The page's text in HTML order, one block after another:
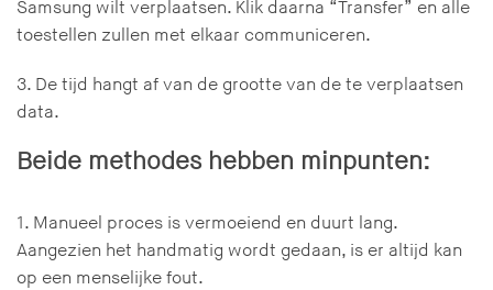
Samsung wilt verplaatsen. Klik daarna “Transfer” en alle
toestellen zullen met elkaar communiceren.
3. De tijd hangt af van de grootte van de te verplaatsen
data.
Beide methodes hebben minpunten:
1. Manueel proces is vermoeiend en duurt lang.
Aangezien het handmatig wordt gedaan, is er altijd kan
op een menselijke fout.